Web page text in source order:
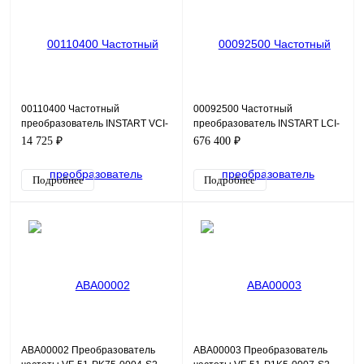
00110400 Частотный
преобразователь INSTART VCI-
G2.2-2B, 220В, 2,2кВт, 9,6А
14 725 ₽
Подробнее
00092500 Частотный
преобразователь INSTART LCI-
G220/P250-4, 380В, 220кВт,
676 400 ₽
Подробнее
ABA00002 Преобразователь
ABA00003 Преобразователь